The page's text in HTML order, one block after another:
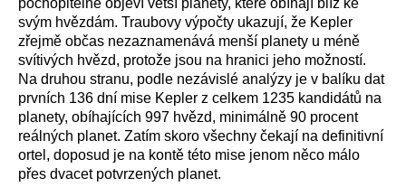
pochopitelně objeví větší planety, které obíhají blíž ke
svým hvězdám. Traubovy výpočty ukazují, že Kepler
zřejmě občas nezaznamenává menší planety u méně
svítivých hvězd, protože jsou na hranici jeho možností.
Na druhou stranu, podle nezávislé analýzy je v balíku dat
prvních 136 dní mise Kepler z celkem 1235 kandidátů na
planety, obíhajících 997 hvězd, minimálně 90 procent
reálných planet. Zatím skoro všechny čekají na definitivní
ortel, doposud je na kontě této mise jenom něco málo
přes dvacet potvrzených planet.